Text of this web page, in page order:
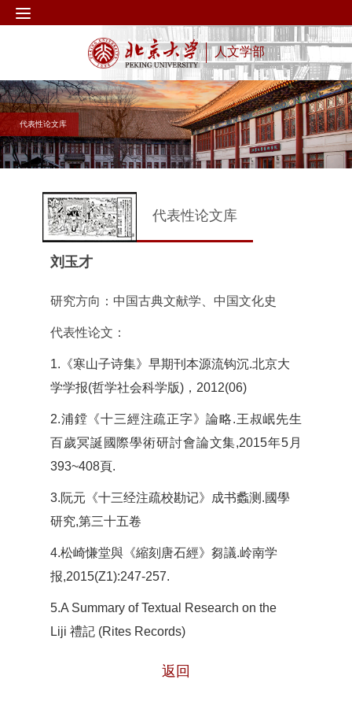
人文学部
代表性论文库
代表性论文库
刘玉才
研究方向：中国古典文献学、中国文化史
代表性论文：
1.《寒山子诗集》早期刊本源流钩沉.北京大
学学报(哲学社会科学版)，2012(06)
2.浦鏜《十三經注疏正字》論略.王叔岷先生
百歲冥誕國際學術研討會論文集,2015年5月
393~408頁.
3.阮元《十三经注疏校勘记》成书蠡测.國學
研究,第三十五卷
4.松崎慊堂與《縮刻唐石經》芻議.岭南学
报,2015(Z1):247-257.
5.A Summary of Textual Research on the
Liji 禮記 (Rites Records)
返回